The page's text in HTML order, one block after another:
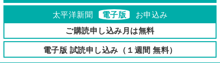
太平洋新聞 電子版
お申込み
ご購読申し込み月は無料
電子版 試読申し込み（１週間 無料）